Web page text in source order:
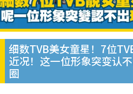
细数TVB美女童星！7位
近况！这一位形象突变认
圈